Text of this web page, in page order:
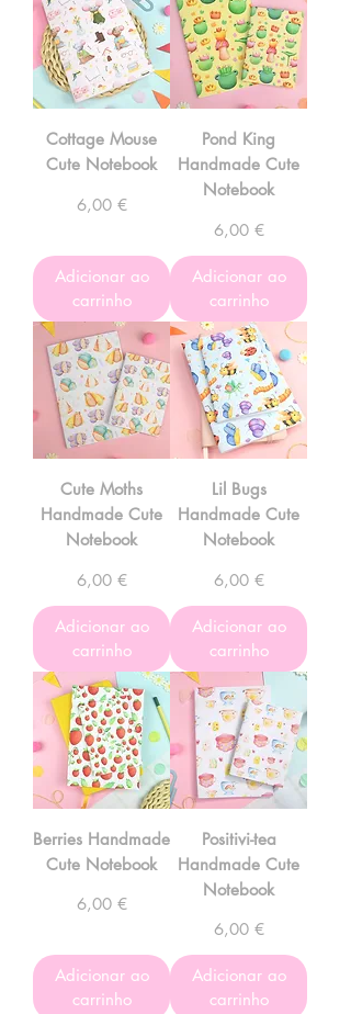
Cottage Mouse
Cute Notebook
Preço
6,00 €
Adicionar ao
carrinho
Pond King
Handmade Cute
Notebook
Preço
6,00 €
Adicionar ao
carrinho
Cute Moths
Handmade Cute
Notebook
Preço
6,00 €
Adicionar ao
carrinho
Lil Bugs
Handmade Cute
Notebook
Preço
6,00 €
Adicionar ao
carrinho
Berries Handmade
Cute Notebook
Preço
6,00 €
Adicionar ao
carrinho
Positivi-tea
Handmade Cute
Notebook
Preço
6,00 €
Adicionar ao
carrinho